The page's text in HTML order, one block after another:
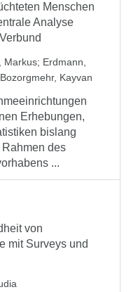
Menschen
Analyse
Markus; Erdmann,
Bozorgmehr, Kayvan
Erhebungen,
bislang
des
...
von
mit Surveys und